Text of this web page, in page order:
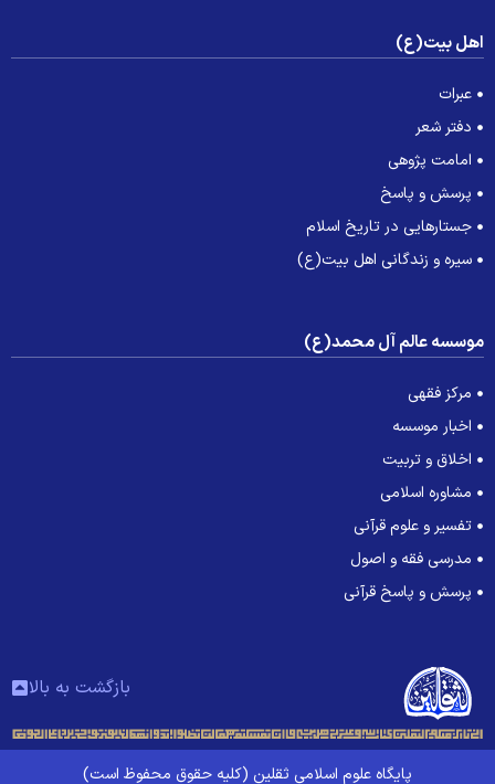
بیت(ع)
عبرات
دفتر شعر
امامت پژوهی
پرسش و پاسخ
جستارهایی در تاریخ اسلام
سیره و زندگانی اهل بیت(ع)
عالم آل محمد(ع)
مرکز فقهی
اخبار موسسه
اخلاق و تربیت
مشاوره اسلامی
تفسیر و علوم قرآنی
مدرسی فقه و اصول
پرسش و پاسخ قرآنی
بازگشت به بالا
پایگاه علوم اسلامی ثقلین (کلیه حقوق محفوظ است)